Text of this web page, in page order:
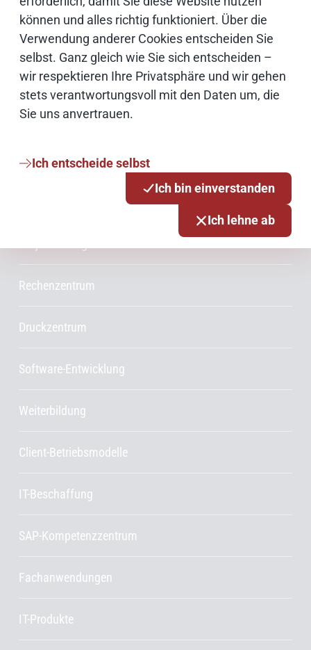
können und alles richtig funktioniert. Über die
Verwendung anderer Cookies entscheiden Sie
selbst. Ganz gleich wie Sie sich entscheiden –
wir respektieren Ihre Privatsphäre und wir gehen
stets verantwortungsvoll mit den Daten um, die
Sie uns anvertrauen.
Ich entscheide selbst
Ich bin einverstanden
Ich lehne ab
Cloud
Netze
Services & Produkte
Consulting
Innovationsmanagement
Rechenzentrum
Druckzentrum
Software-Entwicklung
Weiterbildung
Client-Betriebsmodelle
IT-Beschaffung
SAP-Kompetenzzentrum
Fachanwendungen
IT-Produkte